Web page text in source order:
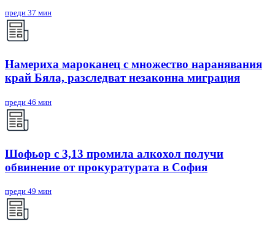
преди 37 мин
Намериха мароканец с множество наранявания
край Бяла, разследват незаконна миграция
преди 46 мин
Шофьор с 3,13 промила алкохол получи
обвинение от прокуратурата в София
преди 49 мин